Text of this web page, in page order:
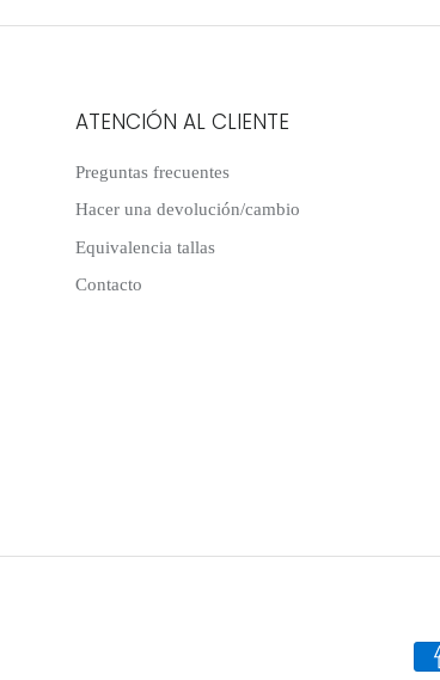
ATENCIÓN AL CLIENTE
Preguntas frecuentes
Hacer una devolución/cambio
Equivalencia tallas
Contacto